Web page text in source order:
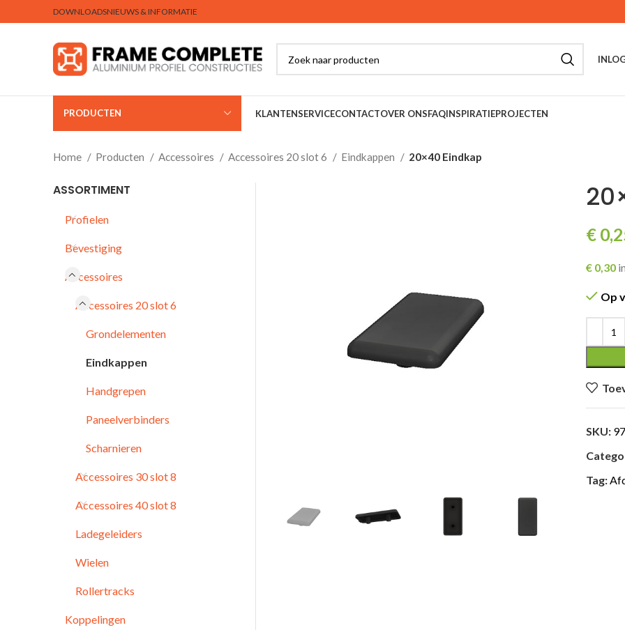
DOWNLOADSNIEUWS & INFORMATIE
PRODUCTEN KLANTENSERVICECONTACTOVER ONSFAQINSPIRATIEPROJECTEN
Home Producten Accessoires Accessoires 20 slot 6 Eindkappen 20×40 Eindkap
€
€0,30
Op
SKU:
Tag:
ASSORTIMENT
Profielen
Bevestiging
Accessoires
Accessoires 20 slot 6
Grondelementen
Eindkappen
Handgrepen
Paneelverbinders
Scharnieren
Accessoires 30 slot 8
Accessoires 40 slot 8
Ladegeleiders
Wielen
Rollertracks
Koppelingen